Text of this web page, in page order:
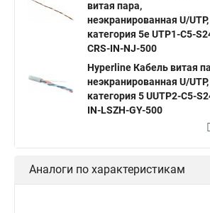
для роутера на 2 компьютера
экранированный f utp кабель f utp
Кабель витая пара
Ftp 4 cat 5e Hyperline
Витая пара utp 1 Cat 6 Витой
U utp 5e
Витая пара utp Витая пара 24awg
Кабель для интернета от роутера к
витая пара,
неэкранированная U/UTP,
категория 5e UTP1-C5-
CRS-IN-NJ-500
Hyperline Кабель витая
неэкранированная U/UTP,
категория 5 UUTP2-C5-
IN-LSZH-GY-500
Аналоги по характеристикам